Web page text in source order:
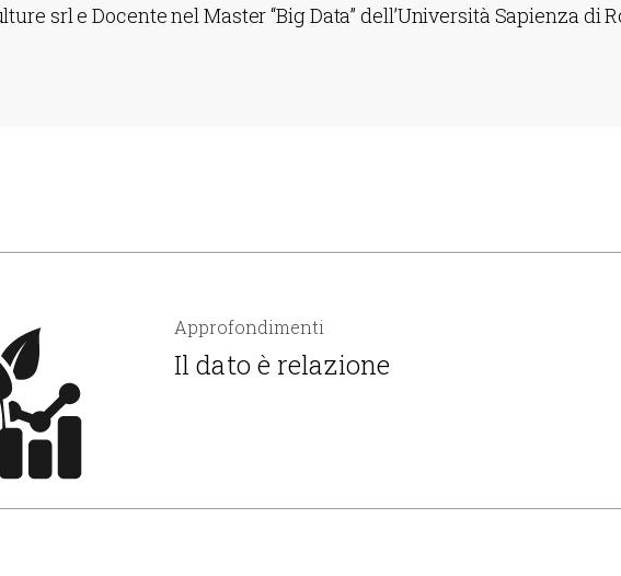
srl e Docente nel Master “Big Data” dell’Università Sapienza di
Approfondimenti
Il dato è relazione